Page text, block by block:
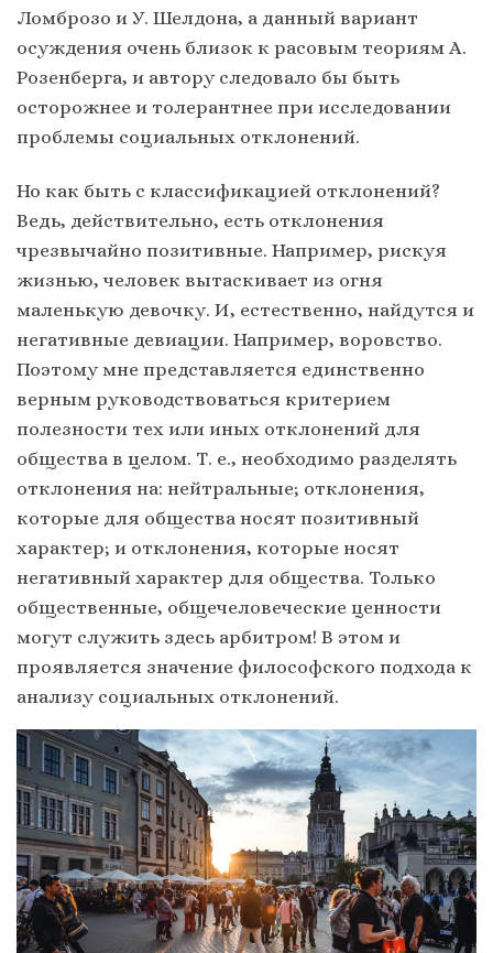
Ломброзо и У. Шелдона, а данный вариант
осуждения очень близок к расовым теориям А.
Розенберга, и автору следовало бы быть
осторожнее и толерантнее при исследовании
проблемы социальных отклонений.
Но как быть с классификацией отклонений?
Ведь, действительно, есть отклонения
чрезвычайно позитивные. Например, рискуя
жизнью, человек вытаскивает из огня
маленькую девочку. И, естественно, найдутся и
негативные девиации. Например, воровство.
Поэтому мне представляется единственно
верным руководствоваться критерием
полезности тех или иных отклонений для
общества в целом. Т. е., необходимо разделять
отклонения на: нейтральные; отклонения,
которые для общества носят позитивный
характер; и отклонения, которые носят
негативный характер для общества. Только
общественные, общечеловеческие ценности
могут служить здесь арбитром! В этом и
проявляется значение философского подхода к
анализу социальных отклонений.